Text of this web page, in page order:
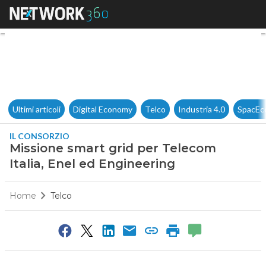
Missione smart grid per
Ultimi articoli Digital Economy Telco Industria 4.0
IL CONSORZIO
Missione smart grid per Telecom
Italia, Enel ed Engineering
Home Telco